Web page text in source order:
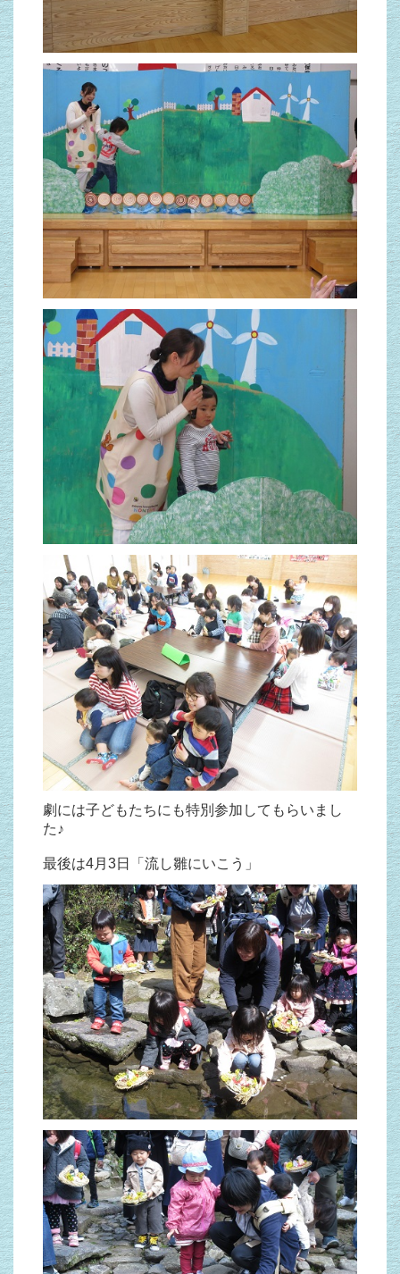
劇には子どもたちにも特別参加してもらいまし
た♪
最後は4月3日「流し雛にいこう」